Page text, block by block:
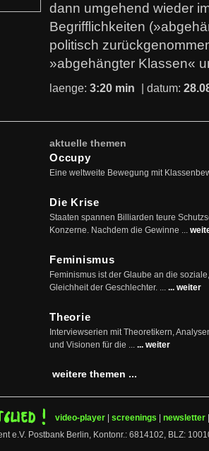
dann umgehend wieder
Begrifflichkeiten
politisch
»abgehängter Klassen«
laenge: 3:20 min | datum:
aktuelle themen
Occupy
Eine weltweite Bewegung mit
Die Krise
Staaten spannen Billiarden teure
Konzerne. Nachdem die Gewinne ...
Feminismus
Feminismus ist der Glaube an die
Gleichheit der Geschlechter. ... ... weiter
Theorie
Interviewserien mit Theoretikern,
und Visionen für die ... ... weiter
weitere themen ...
video-player screenings newsletter
e.V. Postbank Berlin, Kontonr.: 6814102, BLZ: